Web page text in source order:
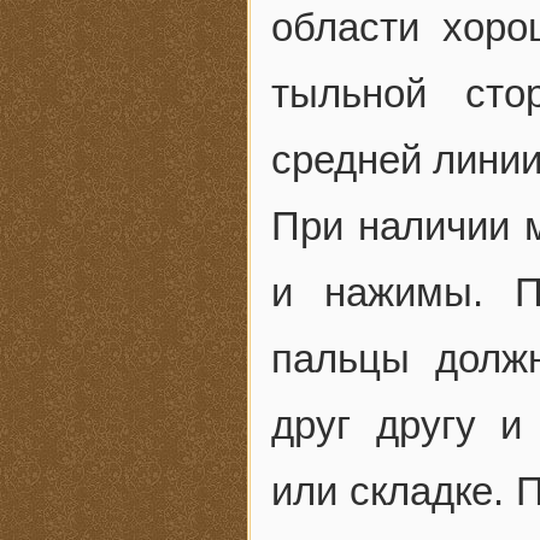
области
тыльной
средней
При наличии
и нажимы.
пальцы
друг другу
или складке.